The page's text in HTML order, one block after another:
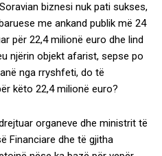
biznesi nuk pati sukses,
me ankand publik më 24
për 22,4 milionë euro dhe lind
njërin objekt afarist, sepse po
nga rryshfeti, do të
këto 22,4 milionë euro?
organeve dhe ministrit të
Financiare dhe të gjitha